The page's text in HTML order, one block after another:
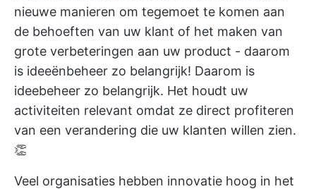
nieuwe manieren om tegemoet te komen aan
de behoeften van uw klant of het maken van
grote verbeteringen aan uw product - daarom
is ideeënbeheer zo belangrijk! Daarom is
ideebeheer zo belangrijk. Het houdt uw
activiteiten relevant omdat ze direct profiteren
van een verandering die uw klanten willen zien.
👏
Veel organisaties hebben innovatie hoog in het